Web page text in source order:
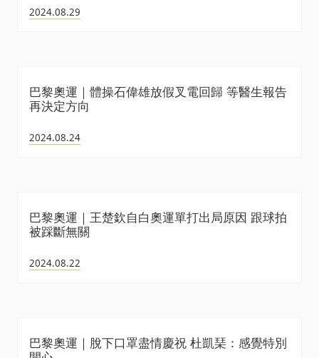
2024.08.29
巴黎奧運｜體操石偉雄放假叉電回歸 等醫生報告
再決定方向
2024.08.24
巴黎奧運｜王楚欽自白奧運單打出局原因 跟球拍
被踩斷無關
2024.08.22
巴黎奧運｜脫下口罩盡情慶祝 杜凱琹：感覺特別